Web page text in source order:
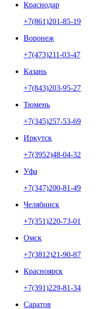
Краснодар
+7(861)201-85-19
Воронеж
+7(473)211-03-47
Казань
+7(843)203-95-27
Тюмень
+7(345)257-53-69
Иркутск
+7(3952)48-04-32
Уфа
+7(347)200-81-49
Челябинск
+7(351)220-73-01
Омск
+7(3812)21-90-87
Красноярск
+7(391)229-81-34
Саратов